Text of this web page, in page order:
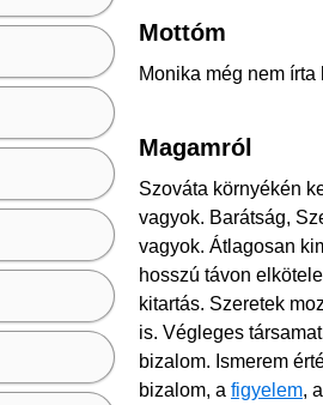
Mottóm
Monika még nem
Magamról
Szováta környékén
vagyok. Barátság,
vagyok. Átlagosan
hosszú távon
kitartás. Szeretek
is. Végleges
bizalom. Ismerem
bizalom, a figyelem,